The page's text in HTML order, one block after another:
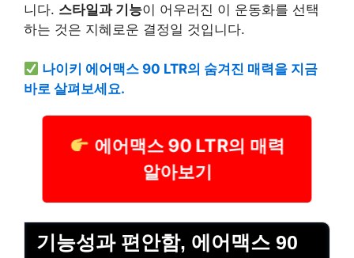
니다. 스타일과 기능이 어우러진 이 운동화를 선택
하는 것은 지혜로운 결정일 것입니다.
나이키 에어맥스 90 LTR의 숨겨진 매력을 지금
바로 살펴보세요.
에어맥스 90 LTR의 매력
알아보기
기능성과 편안함, 에어맥스 90